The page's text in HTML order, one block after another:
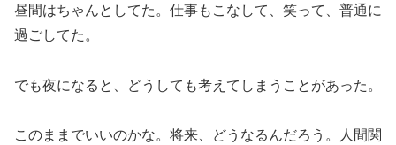
昼間はちゃんとしてた。仕事もこなして、笑って、普通に
過ごしてた。
でも夜になると、どうしても考えてしまうことがあった。
このままでいいのかな。将来、どうなるんだろう。人間関